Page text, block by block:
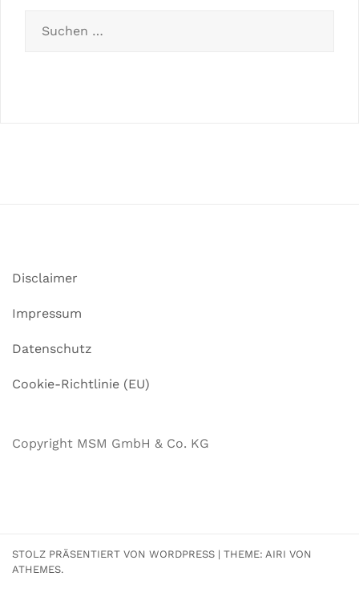
Disclaimer
Impressum
Datenschutz
Cookie-Richtlinie (EU)
Copyright MSM GmbH & Co. KG
STOLZ PRÄSENTIERT VON WORDPRESS | THEME: AIRI VON
ATHEMES.